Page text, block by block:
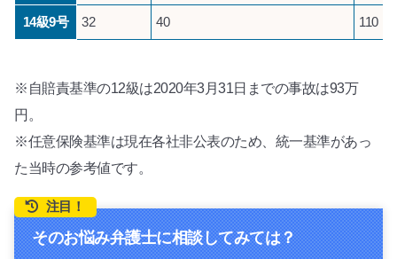
14級9号 32 40 110
※自賠責基準の12級は2020年3月31日までの事故は93万
円。
※任意保険基準は現在各社非公表のため、統一基準があっ
た当時の参考値です。
注目！
そのお悩み弁護士に相談してみては？